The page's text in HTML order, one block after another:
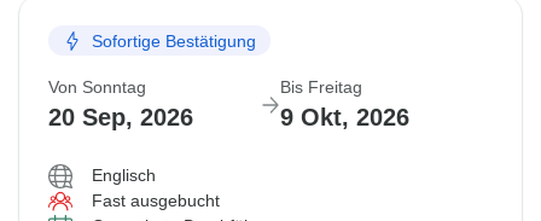
Sofortige Bestätigung
Von Sonntag
20 Sep, 2026
Bis Freitag
9 Okt, 2026
Englisch
Fast ausgebucht